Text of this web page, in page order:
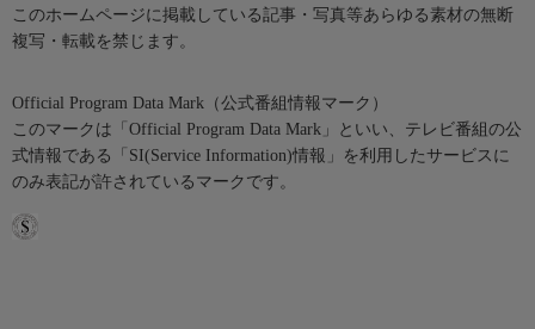
このホームページに掲載している記事・写真等あらゆる素材の無断
複写・転載を禁じます。
Official Program Data Mark（公式番組情報マーク）
このマークは「Official Program Data Mark」といい、テレビ番組の公
式情報である「SI(Service Information)情報」を利用したサービスに
のみ表記が許されているマークです。